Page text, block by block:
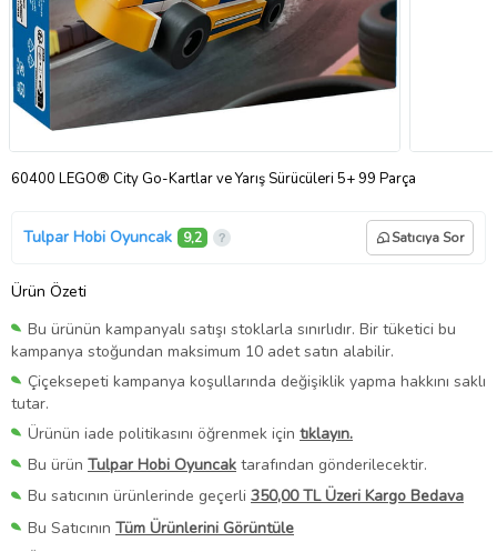
60400 LEGO® City Go-Kartlar ve Yarış Sürücüleri 5+ 99 Parça
Tulpar Hobi Oyuncak 9,2 Satıcıya Sor
Ürün Özeti
Bu ürünün kampanyalı satışı stoklarla sınırlıdır. Bir tüketici bu
kampanya stoğundan maksimum 10 adet satın alabilir.
Çiçeksepeti kampanya koşullarında değişiklik yapma hakkını saklı
tutar.
Ürünün iade politikasını öğrenmek için tıklayın.
Bu ürün Tulpar Hobi Oyuncak tarafından gönderilecektir.
Bu satıcının ürünlerinde geçerli 350,00 TL Üzeri Kargo Bedava
Bu Satıcının Tüm Ürünlerini Görüntüle